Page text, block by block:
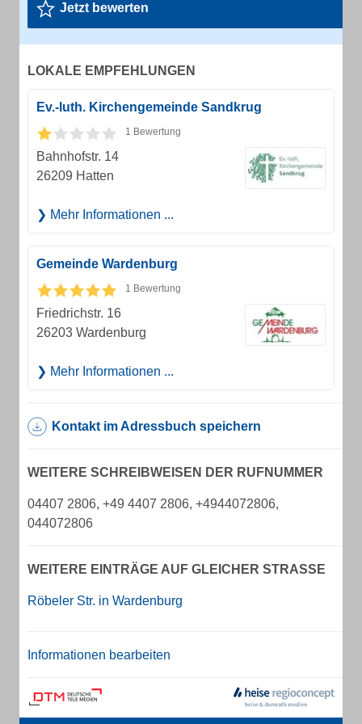
Jetzt bewerten
LOKALE EMPFEHLUNGEN
Ev.-luth. Kirchengemeinde Sandkrug
1 Bewertung
Bahnhofstr. 14
26209 Hatten
Mehr Informationen ...
Gemeinde Wardenburg
1 Bewertung
Friedrichstr. 16
26203 Wardenburg
Mehr Informationen ...
Kontakt im Adressbuch speichern
WEITERE SCHREIBWEISEN DER RUFNUMMER
04407 2806, +49 4407 2806, +4944072806,
044072806
WEITERE EINTRÄGE AUF GLEICHER STRASSE
Röbeler Str. in Wardenburg
Informationen bearbeiten